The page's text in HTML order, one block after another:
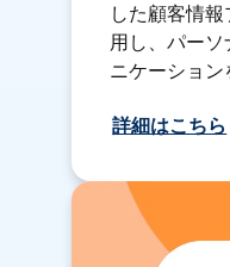
した顧客情
用し、パー
ニケーション
詳細はこちら